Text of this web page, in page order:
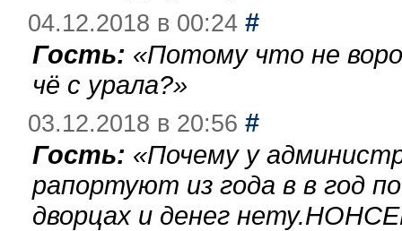
04.12.2018 в 00:24 #
Гость: «Потому что не
чё с урала?»
03.12.2018 в 20:56 #
Гость: «Почему у
рапортуют из года в в год
дворцах и денег